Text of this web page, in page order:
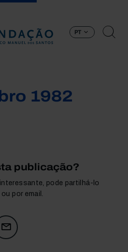
PT
1982
publicação?
pode partilhá-lo
por email.